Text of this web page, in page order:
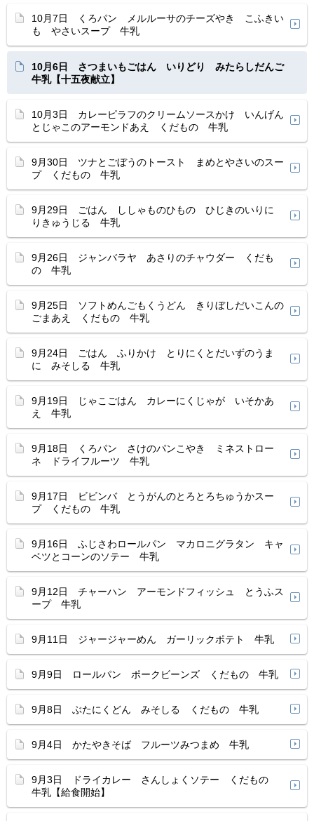
10月7日 くろパン メルルーサのチーズやき こふきい
も やさいスープ 牛乳
10月6日 さつまいもごはん いりどり みたらしだんご
牛乳【十五夜献立】
10月3日 カレーピラフのクリームソースかけ いんげん
とじゃこのアーモンドあえ くだもの 牛乳
9月30日 ツナとごぼうのトースト まめとやさいのスー
プ くだもの 牛乳
9月29日 ごはん ししゃものひもの ひじきのいりに
りきゅうじる 牛乳
9月26日 ジャンバラヤ あさりのチャウダー くだも
の 牛乳
9月25日 ソフトめんごもくうどん きりぼしだいこんの
ごまあえ くだもの 牛乳
9月24日 ごはん ふりかけ とりにくとだいずのうま
に みそしる 牛乳
9月19日 じゃこごはん カレーにくじゃが いそかあ
え 牛乳
9月18日 くろパン さけのパンこやき ミネストロー
ネ ドライフルーツ 牛乳
9月17日 ビビンバ とうがんのとろとろちゅうかスー
プ くだもの 牛乳
9月16日 ふじさわロールパン マカロニグラタン キャ
ベツとコーンのソテー 牛乳
9月12日 チャーハン アーモンドフィッシュ とうふス
ープ 牛乳
9月11日 ジャージャーめん ガーリックポテト 牛乳
9月9日 ロールパン ポークビーンズ くだもの 牛乳
9月8日 ぶたにくどん みそしる くだもの 牛乳
9月4日 かたやきそば フルーツみつまめ 牛乳
9月3日 ドライカレー さんしょくソテー くだもの
牛乳【給食開始】